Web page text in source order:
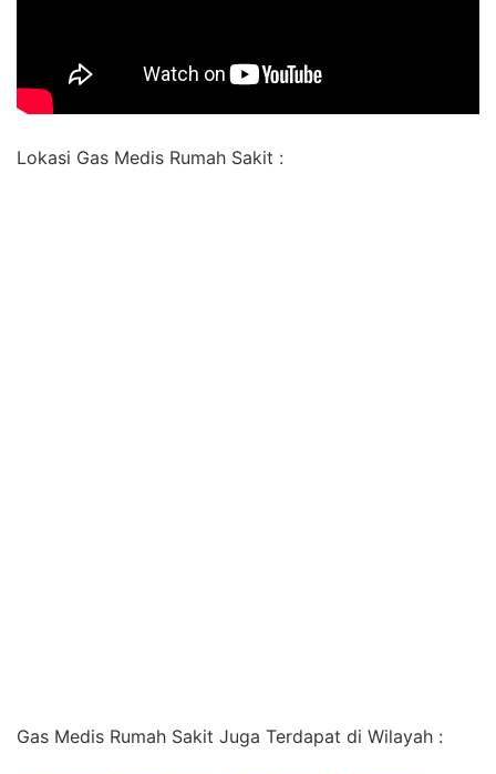
Lokasi Gas Medis Rumah Sakit :
Gas Medis Rumah Sakit Juga Terdapat di Wilayah :